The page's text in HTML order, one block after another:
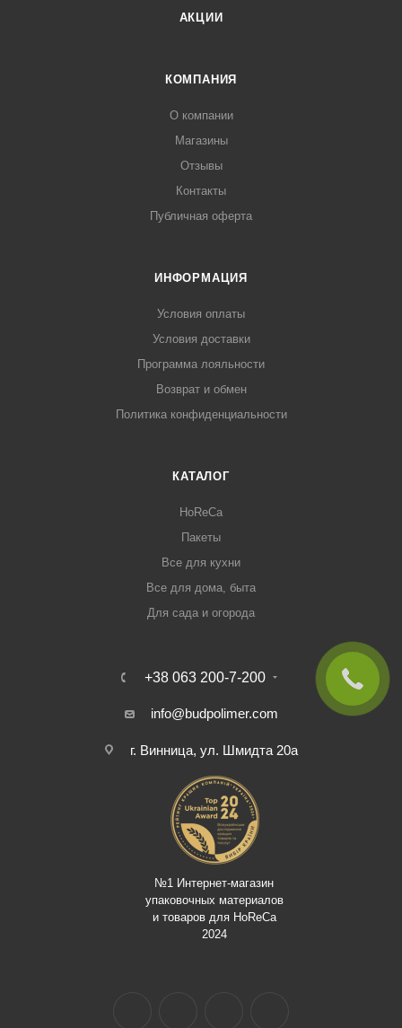
АКЦИИ
КОМПАНИЯ
О компании
Магазины
Отзывы
Контакты
Публичная оферта
ИНФОРМАЦИЯ
Условия оплаты
Условия доставки
Программа лояльности
Возврат и обмен
Политика конфиденциальности
КАТАЛОГ
HoReCa
Пакеты
Все для кухни
Все для дома, быта
Для сада и огорода
+38 063 200-7-200
info@budpolimer.com
г. Винница, ул. Шмидта 20а
№1 Интернет-магазин
упаковочных материалов
и товаров для HoReCa
2024